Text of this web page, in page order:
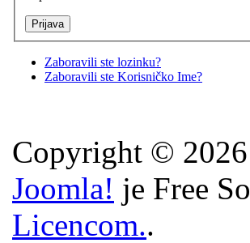
Zaboravili ste lozinku?
Zaboravili ste Korisničko Ime?
Copyright © 2026
Joomla! je Free
Licencom..